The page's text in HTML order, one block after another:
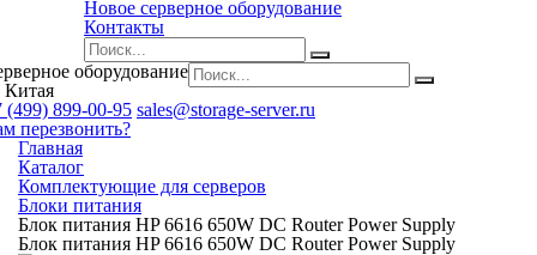
Новое серверное оборудование
Контакты
оборудование
Китая
(499) 899-00-95 sales@storage-server.ru
перезвонить?
Главная
Каталог
Комплектующие для серверов
Блоки питания
Блок питания HP 6616 650W DC Router Power Supply
Блок питания HP 6616 650W DC Router Power Supply